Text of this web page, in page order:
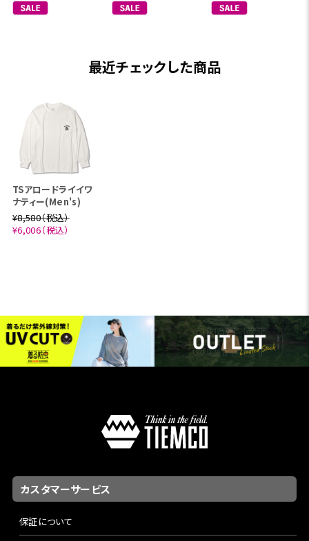
最近チェックした商品
TSアロードライイワ
ナティー(Men's)
¥8,580（税込）
¥6,006（税込）
カスタマーサービス
保証について